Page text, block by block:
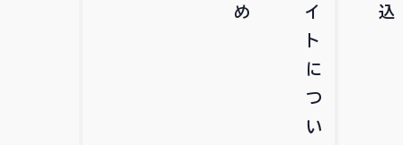
め
イ
ト
に
つ
い
込